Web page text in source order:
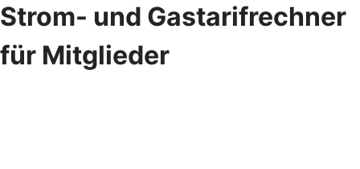
Strom- und Gastarifrechner
für Mitglieder